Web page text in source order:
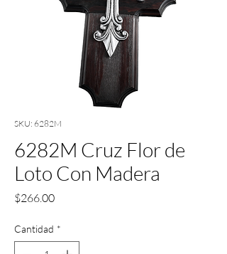
SKU: 6282M
6282M Cruz Flor de
Loto Con Madera
$266.00Precio
Cantidad *